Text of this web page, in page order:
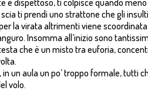
e dispettoso, ti colpisce quando
ti prendi uno strattone che gli
la virata altrimenti viene
Insomma all’inizio sono
che è un misto tra euforia,
in un aula un po’ troppo formale, tutti
volo.